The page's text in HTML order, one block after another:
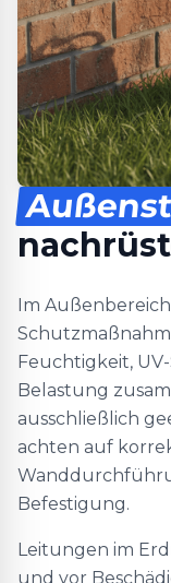
Im
Feuchtigkeit,
Belastung
ausschließlich
achten auf
Befestigung.
Leitungen im
und vor